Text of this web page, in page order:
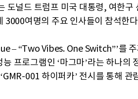
도널드 트럼프 미국 대통령, 여한구
3000여명의 주요 인사들이 참석한
– “Two Vibes. One Switch”’를 주
프로그램인 ‘마그마’라는 하나의
001 하이퍼카’ 전시를 통해 관